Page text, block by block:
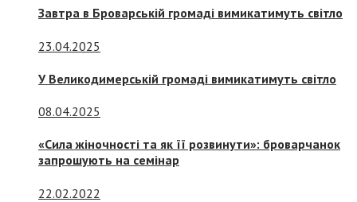
Завтра в Броварській громаді вимикатимуть світло
23.04.2025
У Великодимерській громаді вимикатимуть світло
08.04.2025
«Сила жіночності та як її розвинути»: броварчанок
запрошують на семінар
22.02.2022